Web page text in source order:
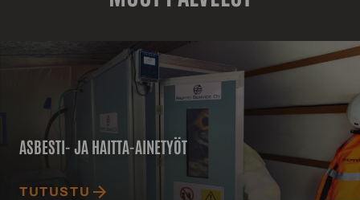
ainetyöt
ASBESTI- JA HAITTA-AINETYÖT
TUTUSTU